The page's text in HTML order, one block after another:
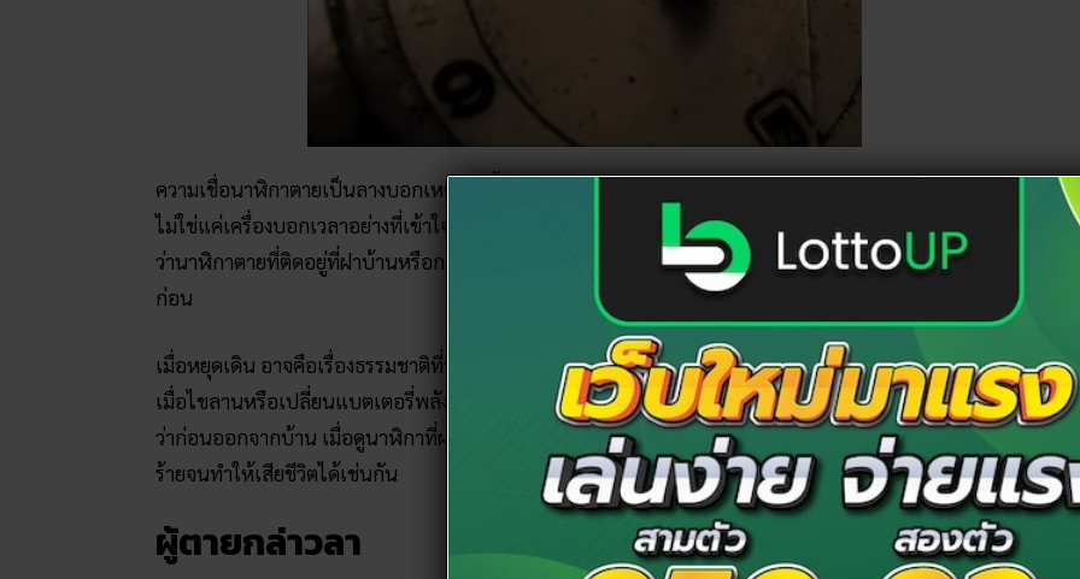
ความเชื่อนาฬิกาตายเป็นลางบอกเหตุร้ายนี้ เป็นความเชื่อจากโลกฝั่งตะวันออก เพราะพวกเขาเชื่อว่านาฬิกา
ไม่ใช่แค่เครื่องบอกเวลาอย่างที่เข้าใจ แต่เปรียบเสมือนสิ่งที่คอยเตือนสติว่าจะมีอะไรร้าย ๆ ในชีวิต ใครจะคิด
ว่านาฬิกาตายที่ติดอยู่ที่ฝาบ้านหรือกระทั่งนาฬิกาข้อมือที่ใส่อยู่จะบอกเหตุร้ายได้อย่างที่คุณไม่คาดคิดมา
ก่อน
เมื่อหยุดเดิน อาจคือเรื่องธรรมชาติที่นาฬิกาหมดลานหรือแบตเตอรี่พลังงานหมดลง แต่อยู่ดี ๆ กลับหยุด เดิน
เมื่อไขลานหรือเปลี่ยนแบตเตอรี่พลังงานได้ไม่นานคือ ลางบอกเหตุชะตาขาด ส่วนความเชื่อของคนไทยเชื่อ
ว่าก่อนออกจากบ้าน เมื่อดูนาฬิกาที่ฝาบ้านหรือที่ข้อมือแล้วนาฬิกาตาย ไม่ควรออกจากบ้าน เพราะจะมีเรื่อง
ร้ายจนทำให้เสียชีวิตได้เช่นกัน
ผู้ตายกล่าวลา